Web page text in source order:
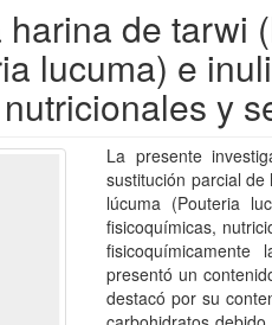
de tarwi
lucuma) e
y
La presente
sustitución parcial
lúcuma (Pouteria
fisicoquímicas,
presentó un
destacó por su